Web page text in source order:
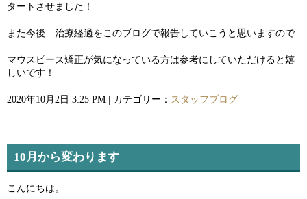
タートさせました！
また今後 治療経過をこのブログで報告していこうと思いますので
マウスピース矯正が気になっている方は参考にしていただけると嬉
しいです！
2020年10月2日 3:25 PM | カテゴリー： スタッフブログ
10月から変わります
こんにちは。